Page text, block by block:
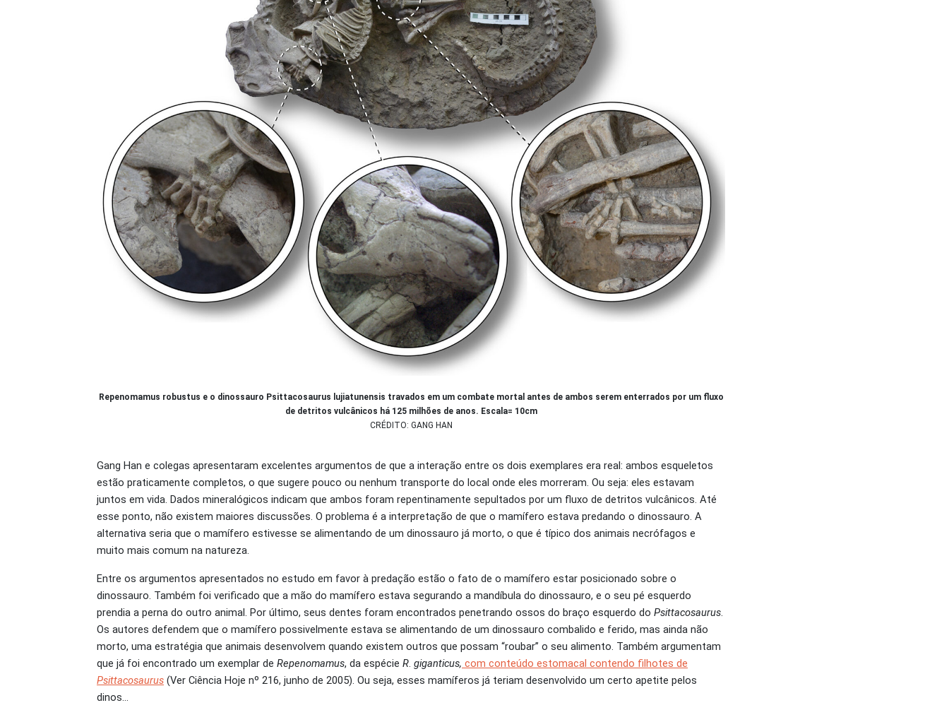
Repenomamus robustus e o dinossauro Psittacosaurus lujiatunensis travados em um combate mortal antes de ambos serem enterrados por um fluxo
de detritos vulcânicos há 125 milhões de anos. Escala= 10cm
CRÉDITO: GANG HAN
Gang Han e colegas apresentaram excelentes argumentos de que a interação entre os dois exemplares era real: ambos esqueletos
estão praticamente completos, o que sugere pouco ou nenhum transporte do local onde eles morreram. Ou seja: eles estavam
juntos em vida. Dados mineralógicos indicam que ambos foram repentinamente sepultados por um fluxo de detritos vulcânicos. Até
esse ponto, não existem maiores discussões. O problema é a interpretação de que o mamífero estava predando o dinossauro. A
alternativa seria que o mamífero estivesse se alimentando de um dinossauro já morto, o que é típico dos animais necrófagos e
muito mais comum na natureza.
Entre os argumentos apresentados no estudo em favor à predação estão o fato de o mamífero estar posicionado sobre o
dinossauro. Também foi verificado que a mão do mamífero estava segurando a mandíbula do dinossauro, e o seu pé esquerdo
prendia a perna do outro animal. Por último, seus dentes foram encontrados penetrando ossos do braço esquerdo do Psittacosaurus
Os autores defendem que o mamífero possivelmente estava se alimentando de um dinossauro combalido e ferido, mas ainda não
morto, uma estratégia que animais desenvolvem quando existem outros que possam “roubar” o seu alimento. Também argumentam
que já foi encontrado um exemplar de Repenomamus, da espécie R giganticus, com conteúdo estomacal contendo filhotes de
Psittacosaurus (Ver Ciência Hoje nº 216, junho de 2005). Ou seja, esses mamíferos já teriam desenvolvido um certo apetite pelos
dinos…